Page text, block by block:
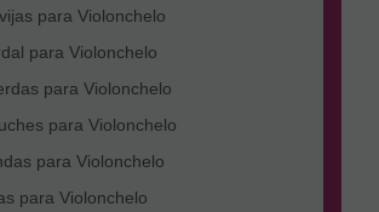
para Violonchelo
para Violonchelo
para Violonchelo
para Violonchelo
para Violonchelo
para Violonchelo